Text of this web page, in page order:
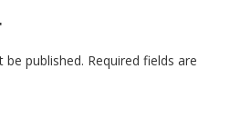
published. Required fields are